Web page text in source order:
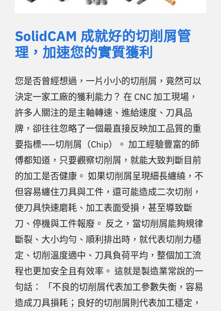
SolidCAM 成就好的切削屑管
理，加速您的實質獲利
您是否曾經想過，一片小小的切削屑，竟然可以
決定一家工廠的獲利能力？ 在 CNC 加工現場，
許多人關注的是主軸轉速、進給速度、刀具品
牌，卻往往忽略了一個最直接反映加工品質的重
要指標——切削屑（Chip）。 加工經驗豐富的師
傅都知道，只要觀察切削屑，就能大致判斷目前
的加工是否健康。 如果切削屑呈現細長纏繞，不
但容易纏住刀具與工件，還可能造成二次切削，
使刀具快速磨耗、加工表面受損，甚至導致斷
刀、停機與工件報廢。 反之，當切削屑能夠規律
斷裂、大小均勻、順利排出時，就代表切削力穩
定、切削溫度適中、刀具負荷平均，整個加工流
程也更加安全且有效率。 這就是製造業常說的一
句話： 「不良的切削屑代表加工參數失衡，容易
造成刀具損耗；良好的切削屑則代表加工穩定，